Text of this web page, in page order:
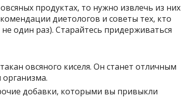
продуктах, то нужно извлечь из них
диетологов и советы тех, кто
один раз). Старайтесь придерживаться
овсяного киселя. Он станет отличным
добавки, которыми вы привыкли